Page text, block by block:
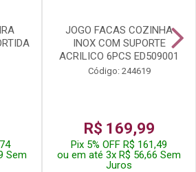
Sem
JOGO FACAS COZINHA
INOX COM SUPORTE
ACRILICO 6PCS ED509001
Código: 244619
R$ 169,99
Pix 5% OFF R$ 161,49
ou em até 3x R$ 56,66 Sem
Juros